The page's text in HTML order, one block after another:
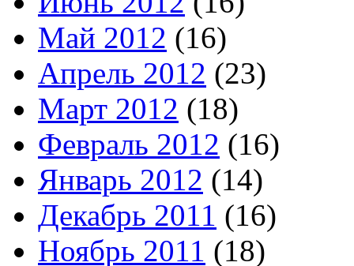
Май 2012 (16)
Апрель 2012 (23)
Март 2012 (18)
Февраль 2012 (16)
Январь 2012 (14)
Декабрь 2011 (16)
Ноябрь 2011 (18)